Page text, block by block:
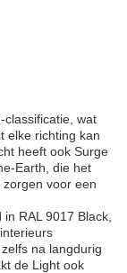
classificatie, wat
elke richting kan
heeft ook Surge
Earth, die het
voor een
RAL 9017 Black,
na langdurig
de Light ook